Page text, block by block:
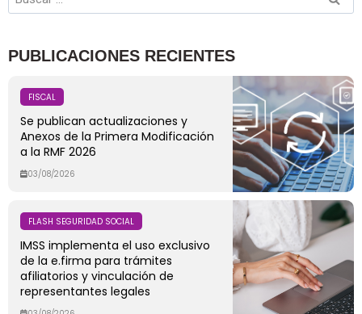
PUBLICACIONES RECIENTES
FISCAL
Se publican actualizaciones y
Anexos de la Primera Modificación
a la RMF 2026
03/08/2026
FLASH SEGURIDAD SOCIAL
IMSS implementa el uso exclusivo
de la e.firma para trámites
afiliatorios y vinculación de
representantes legales